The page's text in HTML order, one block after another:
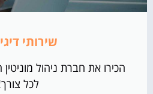
שירותי
הכירו את חברת ניהול
לכל